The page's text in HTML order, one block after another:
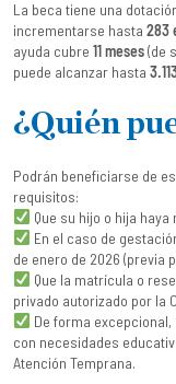
La beca tiene una
incrementarse hasta 283
ayuda cubre 11 meses(de
puede alcanzar hasta
¿Quién
Podrán beneficiarse de
requisitos:
Que su hijo o hija
En el caso de
de enero de 2026 (previa
Que la matrícula o
privado autorizado por la
De forma
con necesidades
Atención Temprana.